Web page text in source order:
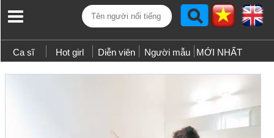
Ca sĩ Hot girl Diễn viên Người mẫu MỚI NHẤT